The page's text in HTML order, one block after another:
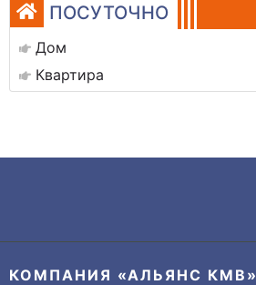
ПОСУТОЧНО
Дом
Квартира
КОМПАНИЯ «АЛЬЯНС КМВ»